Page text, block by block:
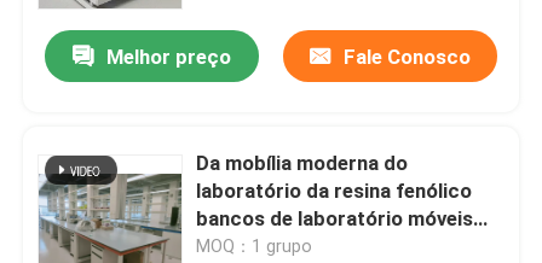
Melhor preço Fale Conosco
Da mobília moderna do
laboratório da resina fenólico
bancos de laboratório móveis
químicos modulares
MOQ：1 grupo